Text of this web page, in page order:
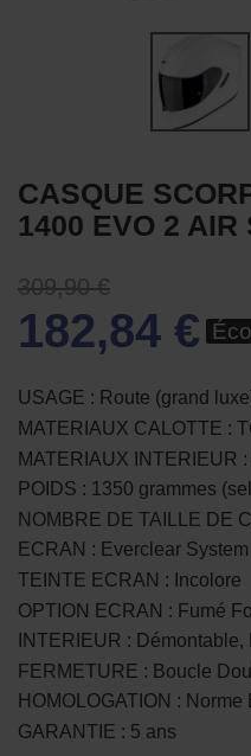
CASQUE
1400 EVO 2 AIR
309,90 €
182,84 €
USAGE : Route (grand
MATERIAUX CALOTTE :
MATERIAUX INTERIEUR
POIDS : 1350 grammes
NOMBRE DE TAILLE DE
ECRAN : Everclear
TEINTE ECRAN : Incolore
OPTION ECRAN : Fumé
INTERIEUR : Démontable,
FERMETURE : Boucle
HOMOLOGATION : Norme
GARANTIE : 5 ans